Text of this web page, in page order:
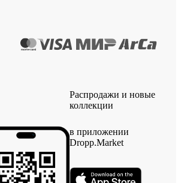
Распродажи и новые
коллекции
в приложении
Dropp.Market